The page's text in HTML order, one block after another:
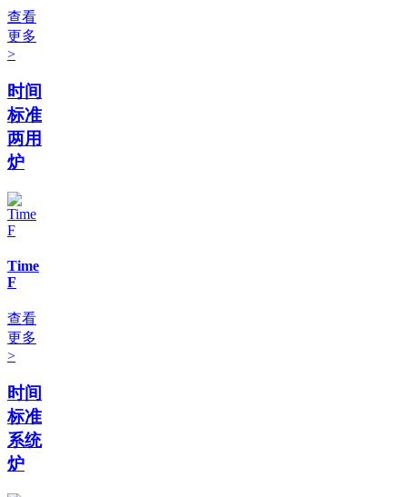
查看
更多
>
时间
标准
两用
炉
Time
F
查看
更多
>
时间
标准
系统
炉